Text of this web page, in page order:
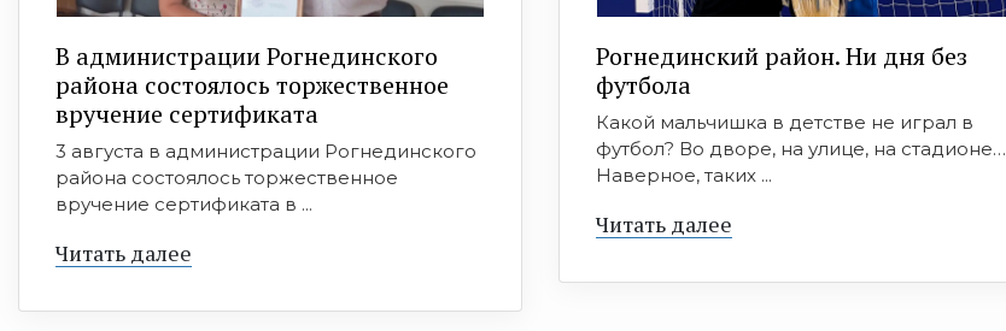
В администрации Рогнединского
района состоялось торжественное
вручение сертификата
3 августа в администрации Рогнединского
района состоялось торжественное
вручение сертификата в ...
Читать далее
Рогнединский район. Ни дня без
футбола
Какой мальчишка в детстве не играл в
футбол? Во дворе, на улице, на стадионе…
Наверное, таких ...
Читать далее